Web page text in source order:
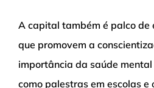
A capital também é palco de
que promovem a
importância da saúde
como palestras em escolas